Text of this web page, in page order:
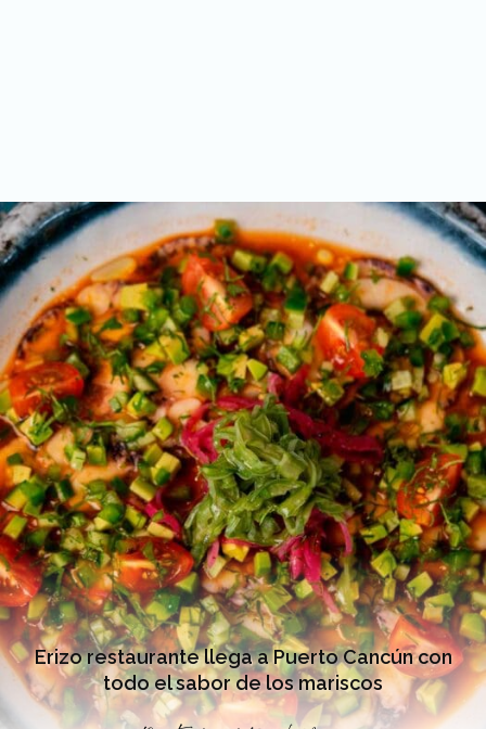
Erizo restaurante llega a Puerto Cancún con
todo el sabor de los mariscos